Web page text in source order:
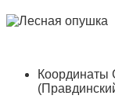
Координаты